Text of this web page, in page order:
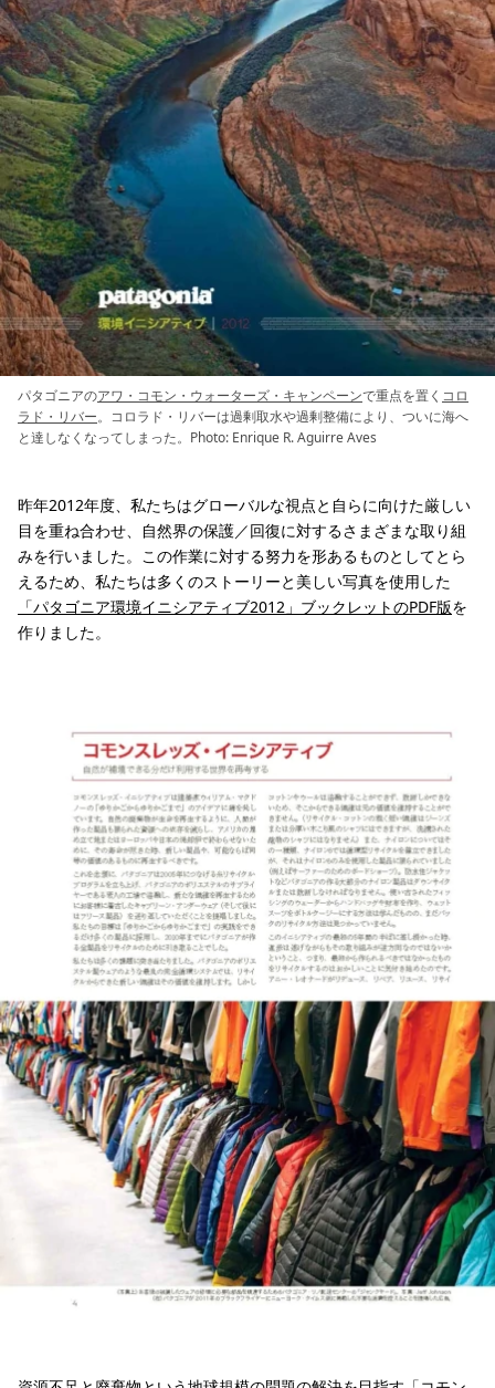
パタゴニアのアワ・コモン・ウォーターズ・キャンペーンで重点を置く コロ
ラド・リバー。コロラド・リバーは過剰取水や過剰整備により、ついに海へ
と達しなくなってしまった。Photo: Enrique R. Aguirre Aves
昨年2012年度、私たちはグローバルな視点と自らに向けた厳しい
目を重ね合わせ、自然界の保護／回復に対するさまざまな取り組
みを行いました。この作業に対する努力を形あるものとしてとら
えるため、私たちは多くのストーリーと美しい写真を使用した
「パタゴニア環境イニシアティブ2012」ブックレットのPDF版を
作りました。